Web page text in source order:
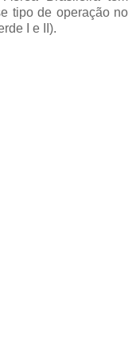
tipo de operação no
I e II).